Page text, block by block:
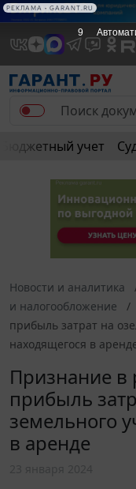
Бюджетный учет
Новости и аналитика
и налогообложение
прибыль затрат на
находящегося в
Признание в
прибыль
земельного
в аренде
8
РЕКЛАМА • GARANT.RU